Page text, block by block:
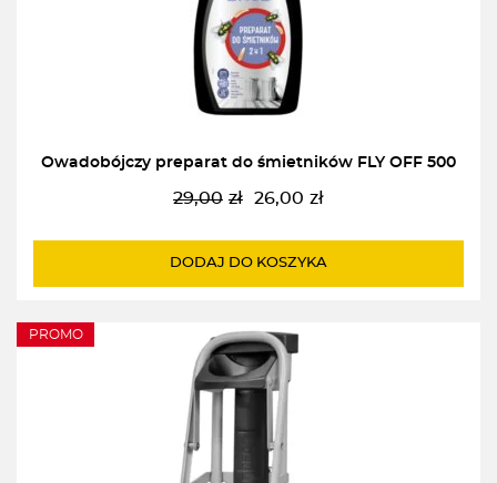
Owadobójczy preparat do śmietników FLY OFF 500
29,00 zł
Pierwotna
wynosiła:
26,00 zł
Aktualna
wynosi:
DODAJ DO KOSZYKA
PROMO